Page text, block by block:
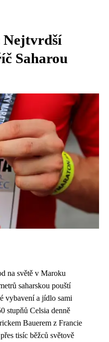
Nejtvrdší
Saharou
na světě v Maroku
saharskou pouští
vybavení a jídlo sami
stupňů Celsia denně
Bauerem z Francie
tisíc běžců světově